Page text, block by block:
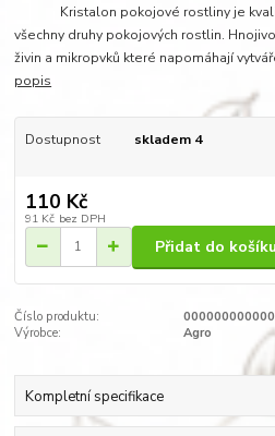
Kristalon pokojové rostliny je
všechny druhy pokojových rostlin.
živin a mikropvků které napomáhají
popis
Dostupnost skladem 4
110 Kč
91 Kč bez DPH
Přidat do košíku
Číslo produktu:
Výrobce:
Agro
Kompletní specifikace